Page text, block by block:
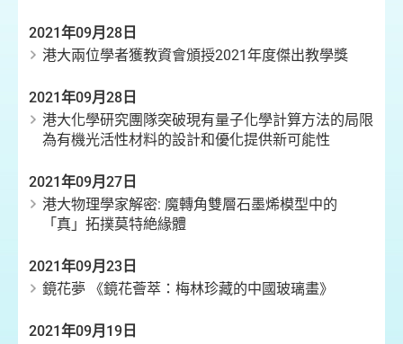
2021年09月28日
港大兩位學者獲教資會頒授2021年度傑出教學獎
2021年09月28日
港大化學研究團隊突破現有量子化學計算方法的局限
為有機光活性材料的設計和優化提供新可能性
2021年09月27日
港大物理學家解密: 魔轉角雙層石墨烯模型中的
「真」拓撲莫特絶緣體
2021年09月23日
鏡花夢 《鏡花薈萃：梅林珍藏的中國玻璃畫》
2021年09月19日